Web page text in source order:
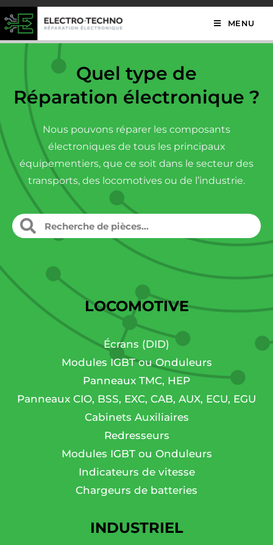
MENU
Quel type de
Réparation électronique ?
Nous pouvons réparer les composants
électroniques de tous les principaux
équipementiers, que ce soit dans le secteur des
transports, des locomotives ou de l’industrie.
LOCOMOTIVE
Écrans (DID)
Modules IGBT ou Onduleurs
Panneaux TMC, HEP
Panneaux CIO, BSS, EXC, CAB, AUX, ECU, EGU
Cabinets Auxiliaires
Redresseurs
Modules IGBT ou Onduleurs
Indicateurs de vitesse
Chargeurs de batteries
INDUSTRIEL